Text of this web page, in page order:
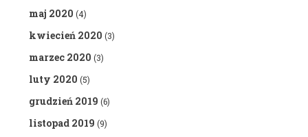
maj 2020 (4)
kwiecień 2020 (3)
marzec 2020 (3)
luty 2020 (5)
grudzień 2019 (6)
listopad 2019 (9)